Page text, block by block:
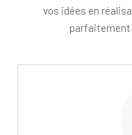
vos idées en
parfaitement